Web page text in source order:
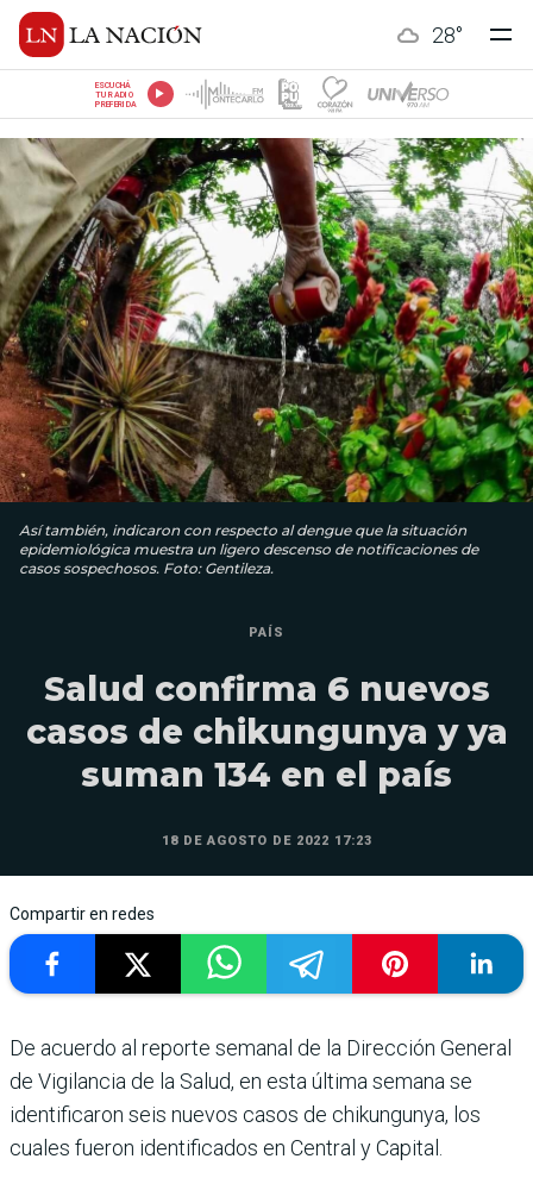
28°
ESCUCHÁ
TU RADIO
PREFERIDA
Así también, indicaron con respecto al dengue que la situación
epidemiológica muestra un ligero descenso de notificaciones de
casos sospechosos. Foto: Gentileza.
PAÍS
Salud confirma 6 nuevos
casos de chikungunya y ya
suman 134 en el país
18 DE AGOSTO DE 2022 17:23
Compartir en redes
De acuerdo al reporte semanal de la Dirección General
de Vigilancia de la Salud, en esta última semana se
identificaron seis nuevos casos de chikungunya, los
cuales fueron identificados en Central y Capital.